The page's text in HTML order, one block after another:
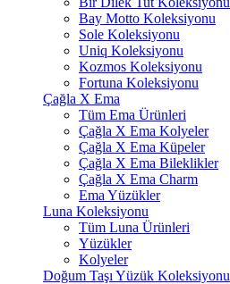
Bay Motto Koleksiyonu
Sole Koleksiyonu
Uniq Koleksiyonu
Kozmos Koleksiyonu
Fortuna Koleksiyonu
Çağla X Ema
Tüm Ema Ürünleri
Çağla X Ema Kolyeler
Çağla X Ema Küpeler
Çağla X Ema Bileklikler
Çağla X Ema Charm
Ema Yüzükler
Luna Koleksiyonu
Tüm Luna Ürünleri
Yüzükler
Kolyeler
Doğum Taşı Yüzük Koleksiyonu